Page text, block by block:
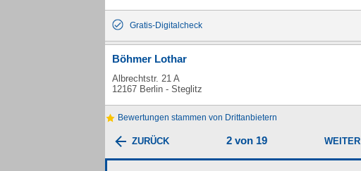
Gratis-Digitalcheck
Böhmer Lothar
Albrechtstr. 21 A
12167 Berlin - Steglitz
Bewertungen stammen von Drittanbietern
ZURÜCK 2 von 19 WEITER